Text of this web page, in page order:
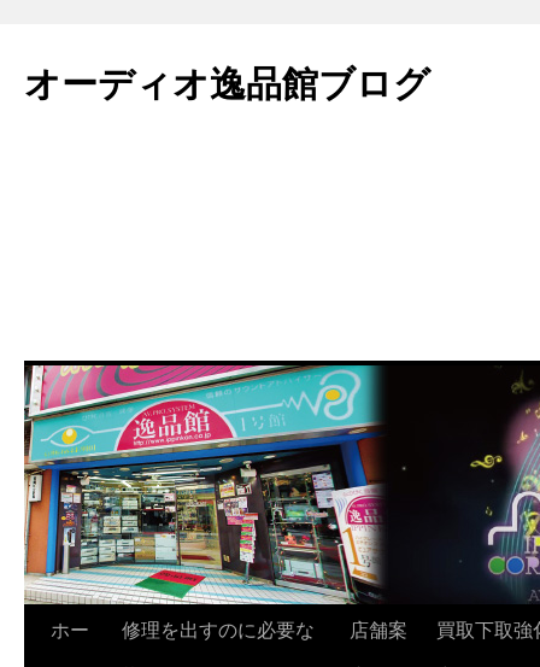
テ
ン
オーディオ逸品館ブログ
ホー
修理を出すのに必要な
店舗案
買取下取強